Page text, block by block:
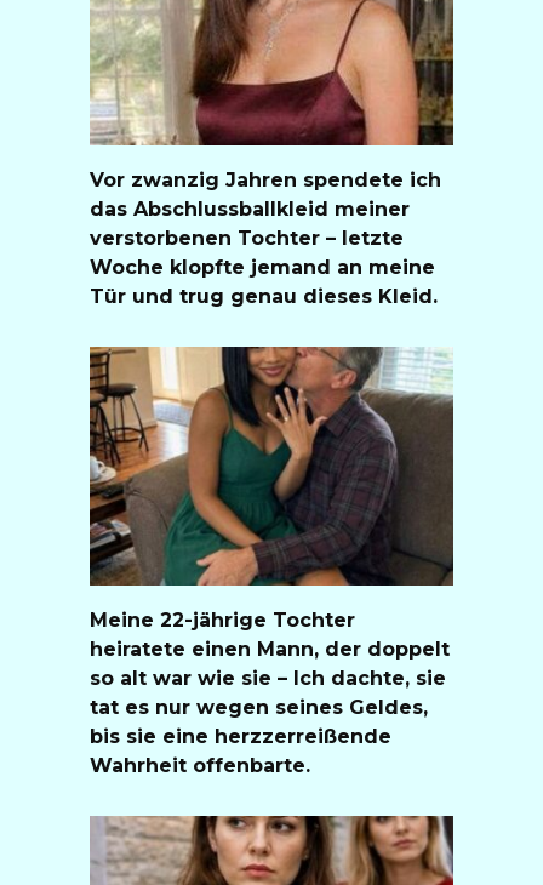
Vor zwanzig Jahren spendete ich
das Abschlussballkleid meiner
verstorbenen Tochter – letzte
Woche klopfte jemand an meine
Tür und trug genau dieses Kleid.
Meine 22-jährige Tochter
heiratete einen Mann, der doppelt
so alt war wie sie – Ich dachte, sie
tat es nur wegen seines Geldes,
bis sie eine herzzerreißende
Wahrheit offenbarte.